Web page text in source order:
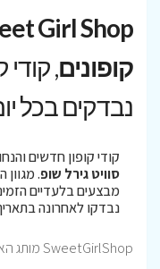
קופונים, קודי
נבדקים בכל
קודי קופון חדשים
סוויט גירל שופ. מגוון
נבדקו לאחרונה בתאריך 08/08/
SweetGirlShop מותג האופנה הצעיר השיקי והאהוב לילדות ונערות.